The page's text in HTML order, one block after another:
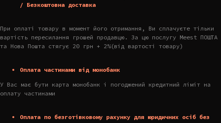
/ Безкоштовна доставка
При оплаті товару в момент його отримання, Ви сплачуєте тільки
вартість пересилання грошей продавцю. За цю послугу Meest ПОШТА
та Нова Пошта стягує 20 грн + 2%(від вартості товару)
Оплата частинами від монобанк
У Вас має бути карта монобанк і погоджений кредитний ліміт на
оплату частинами
Оплата по безготівковому рахунку для юридичних осіб без